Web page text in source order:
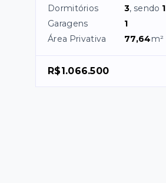
Dormitórios 3, sendo 1
Garagens
1
Área Privativa
77,64m²
R$1.066.500